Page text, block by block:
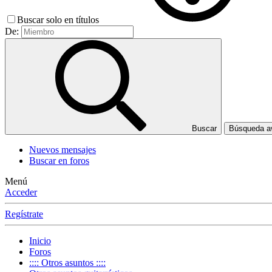
Buscar solo en títulos
De:
Buscar Búsqueda
Nuevos mensajes
Buscar en foros
Menú
Acceder
Regístrate
Inicio
Foros
:::: Otros asuntos ::::